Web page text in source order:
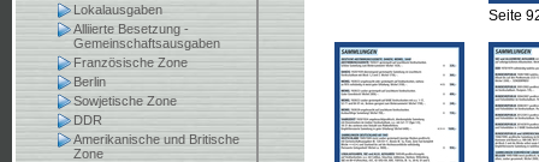
Lokalausgaben
Alliierte Besetzung -
Gemeinschaftsausgaben
Französische Zone
Berlin
Sowjetische Zone
DDR
Amerikanische und Britische
Zone
Seite